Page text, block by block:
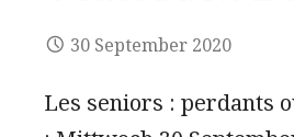
30 September 2020
Les seniors : perdants